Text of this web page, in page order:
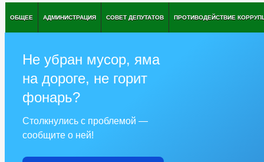
ОБЩЕЕ АДМИНИСТРАЦИЯ СОВЕТ ДЕПУТАТОВ ПРОТИВОДЕЙСТВИЕ
Не убран мусор, яма
на дороге, не горит
фонарь?
Столкнулись с проблемой —
сообщите о ней!